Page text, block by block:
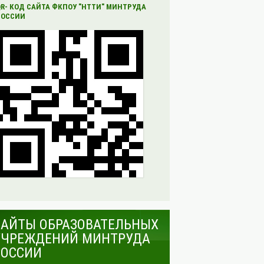
КОД САЙТА ФКПОУ "НТТИ" МИНТРУДА
ОБРАЗОВАТЕЛЬНЫХ
МИНТРУДА